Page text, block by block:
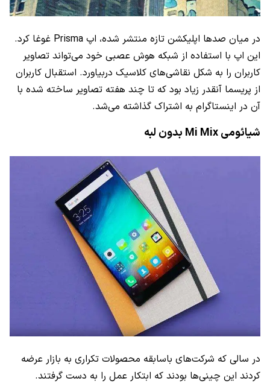
در میان صدها اپلیکشن تازه منتشر شده، اپ Prisma غوغا کرد.
این اپ با استفاده از شبکه هوش عصبی خود می‌تواند تصاویر
کاربران را به شکل نقاشی‌های کلاسیک دربیاورد. استقبال کاربران
از پریسما آنقدر زیاد بود که تا چند هفته تصاویر ساخته شده با
آن در اینستاگرام به اشتراک گذاشته می‌شد.
شیائومیMi Mix بدون لبه
در سالی که شرکت‌های باسابقه محصولات تکراری به بازار عرضه
کردند این چینی‌ها بودند که ابتکار عمل را به دست گرفتند.